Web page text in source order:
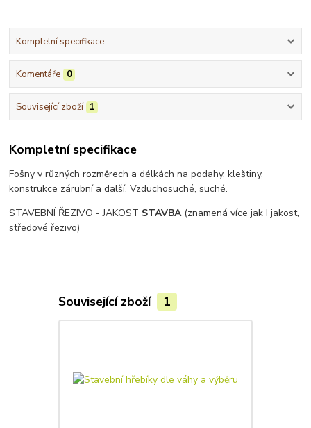
Kompletní specifikace
Komentáře 0
Související zboží 1
Kompletní specifikace
Fošny v různých rozměrech a délkách na podahy, kleštiny,
konstrukce zárubní a další. Vzduchosuché, suché.
STAVEBNÍ ŘEZIVO - JAKOST STAVBA (znamená více jak I jakost,
středové řezivo)
Související zboží 1